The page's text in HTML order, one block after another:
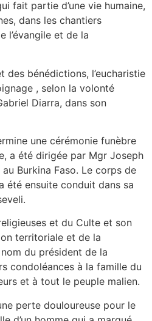
fait partie d’une vie humaine,
dans les chantiers
l’évangile et de la
des bénédictions, l’eucharistie
, selon la volonté
Diarra, dans son
une cérémonie funèbre
a été dirigée par Mgr Joseph
Burkina Faso. Le corps de
été ensuite conduit dans sa
et du Culte et son
territoriale et de la
du président de la
condoléances à la famille du
et à tout le peuple malien.
perte douloureuse pour le